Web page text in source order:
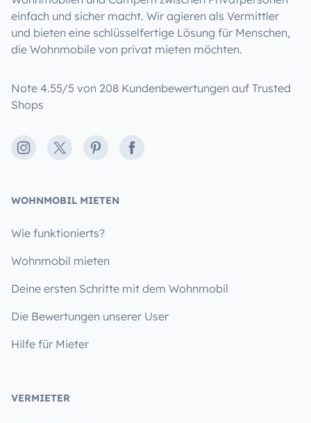
einfach und sicher macht. Wir agieren als Vermittler
und bieten eine schlüsselfertige Lösung für Menschen,
die Wohnmobile von privat mieten möchten.
Note 4.55/5 von 208 Kundenbewertungen auf Trusted
Shops
Instagram
X PinterestFacebook
WOHNMOBIL MIETEN
Wie funktionierts?
Wohnmobil mieten
Deine ersten Schritte mit dem Wohnmobil
Die Bewertungen unserer User
Hilfe für Mieter
VERMIETER